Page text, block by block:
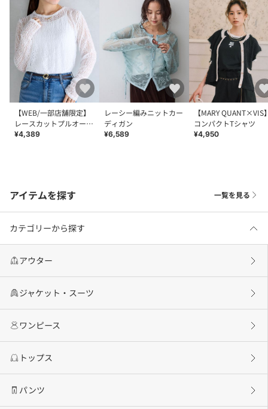
【WEB/一部店舗限定】
レースカットプルオーバ
ー
¥4,389
レーシー編みニットカー
ディガン
¥6,589
【MARY QUANT×VIS
コンパクトTシャツ
¥4,950
アイテムを探す 一覧を見る
カテゴリーから探す
アウター
ジャケット・スーツ
ワンピース
トップス
パンツ